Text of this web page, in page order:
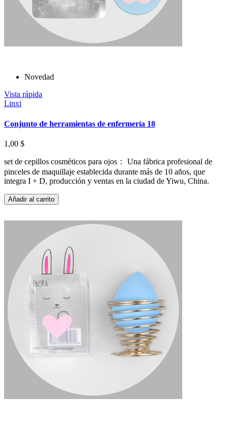
Novedad
Vista rápida
Linxi
Conjunto de herramientas de enfermería 18
1,00 $
set de cepillos cosméticos para ojos： Una fábrica profesional de
pinceles de maquillaje establecida durante más de 10 años, que
integra I + D, producción y ventas en la ciudad de Yiwu, China.
Añadir al carrito